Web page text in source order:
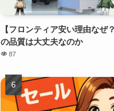
【フロンティア安い理由なぜ
の品質は大丈夫なのか
87